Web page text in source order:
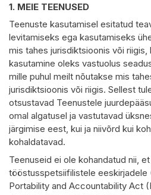
1. MEIE TEENUSED
Teenuste kasutamisel esitatud
levitamiseks ega kasutamiseks
mis tahes jurisdiktsioonis või
kasutamine oleks vastuolus
mille puhul meilt nõutakse mis
jurisdiktsioonis või riigis. Sellest
otsustavad Teenustele
omal algatusel ja vastutavad
järgimise eest, kui ja niivõrd kui
kohaldatavad.
Teenuseid ei ole kohandatud nii,
tööstusspetsiifilistele eeskirjadele
Portability and Accountability Act